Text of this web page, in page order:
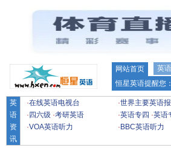
网站首页 英
恒星英语提醒您
英
语
资
讯
·在线英语电视台 ·世界主要英语报
· 四六级 ·考研英语 ·英语专四 ·英语
·VOA英语听力 · BBC英语听力